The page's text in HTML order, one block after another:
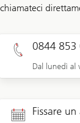
chiamateci
0844 853
Dal lunedì al
Fissare